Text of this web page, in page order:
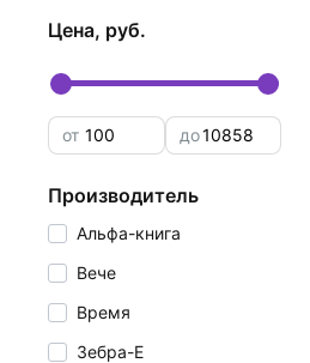
цена, руб.
от до
производитель
Альфа-книга
Вече
Время
Зебра-Е